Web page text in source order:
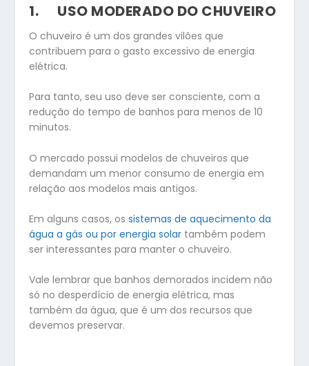
1. USO MODERADO DO CHUVEIRO
O chuveiro é um dos grandes vilões que
contribuem para o gasto excessivo de energia
elétrica.
Para tanto, seu uso deve ser consciente, com a
redução do tempo de banhos para menos de 10
minutos.
O mercado possui modelos de chuveiros que
demandam um menor consumo de energia em
relação aos modelos mais antigos.
Em alguns casos, ossistemas de aquecimento da
água a gás ou por energia solar também podem
ser interessantes para manter o chuveiro.
Vale lembrar que banhos demorados incidem não
só no desperdício de energia elétrica, mas
também da água, que é um dos recursos que
devemos preservar.